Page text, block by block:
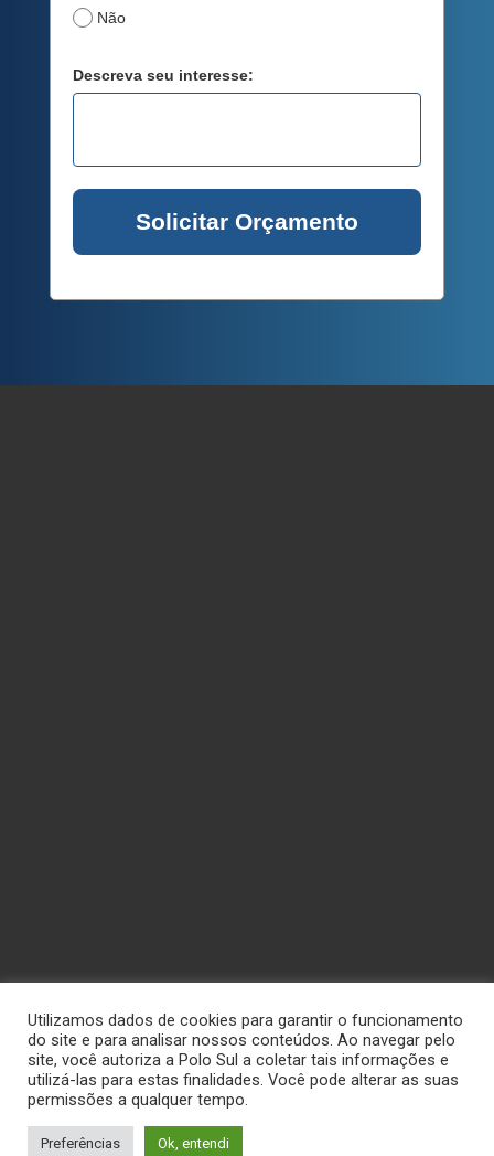
Não
Descreva seu interesse:
Solicitar Orçamento
Utilizamos dados de cookies para garantir o funcionamento
do site e para analisar nossos conteúdos. Ao navegar pelo
site, você autoriza a Polo Sul a coletar tais informações e
utilizá-las para estas finalidades. Você pode alterar as suas
permissões a qualquer tempo.
Preferências Ok, entendi